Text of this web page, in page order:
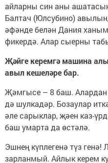
айларны син аны
Балтач (Юлсубино)
әфәнде белән Дания
фикердә. Алар сыерны
Җәйге керемгә машина
авыл кешеләре бар.
Җәмгысе – 8 баш. Алардан
дә шулкадәр. Бозаулар
әле сарыклар, җәен каз-
баш умарта да өстәлә.
Эшнең күплегенә түз
зарланмый. Айлык керем